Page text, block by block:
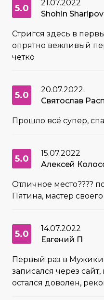
5.0
21.07.2022
Shohin Sharipov
Стригся здесь в
опрятно вежливый
четко
5.0
20.07.2022
Святослав
Прошло всё супер,
5.0
15.07.2022
Алексей
Отличное место????
Пятина, мастер
5.0
14.07.2022
Евгений П
Первый раз в
записался через
остался доволен,